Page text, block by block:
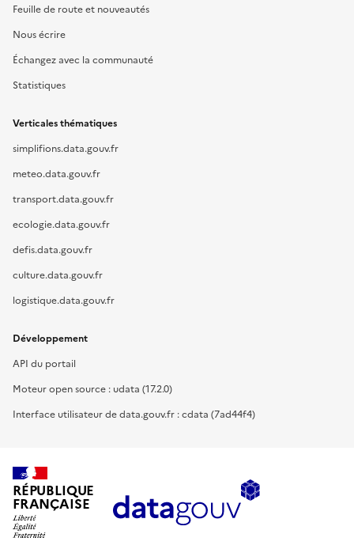
Feuille de route et nouveautés
Nous écrire
Échangez avec la communauté
Statistiques
Verticales thématiques
simplifions.data.gouv.fr
meteo.data.gouv.fr
transport.data.gouv.fr
ecologie.data.gouv.fr
defis.data.gouv.fr
culture.data.gouv.fr
logistique.data.gouv.fr
Développement
API du portail
Moteur open source : udata (17.2.0)
Interface utilisateur de data.gouv.fr : cdata (7ad44f4)
RÉPUBLIQUE
FRANÇAISE